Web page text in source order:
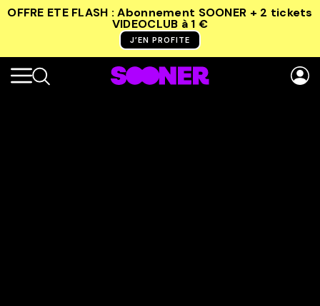
OFFRE ETE FLASH : Abonnement SOONER + 2 tickets
VIDEOCLUB à 1 €
J’EN PROFITE